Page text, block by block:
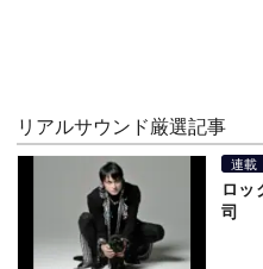
リアルサウンド厳選記事
連載
ロッ
司